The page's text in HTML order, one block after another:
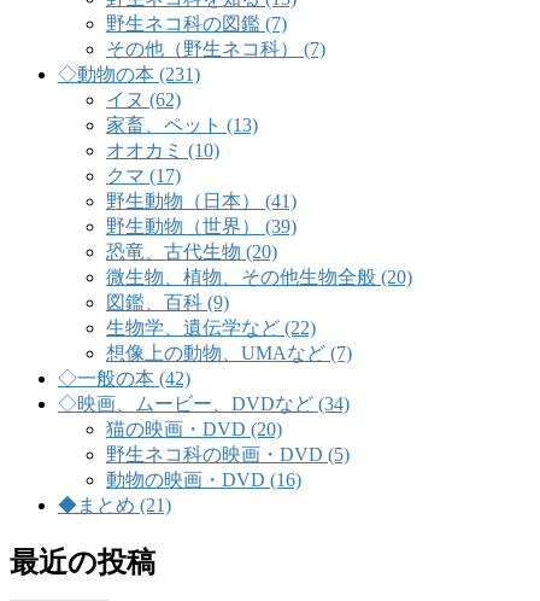
野生ネコ科の図鑑 (7)
その他（野生ネコ科） (7)
◇動物の本 (231)
イヌ (62)
家畜、ペット (13)
オオカミ (10)
クマ (17)
野生動物（日本） (41)
野生動物（世界） (39)
恐竜、古代生物 (20)
微生物、植物、その他生物全般 (20)
図鑑、百科 (9)
生物学、遺伝学など (22)
想像上の動物、UMAなど (7)
◇一般の本 (42)
◇映画、ムービー、DVDなど (34)
猫の映画・DVD (20)
野生ネコ科の映画・DVD (5)
動物の映画・DVD (16)
◆まとめ (21)
最近の投稿